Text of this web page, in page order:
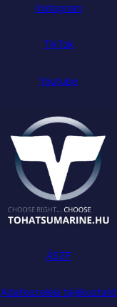
Instagram
TikTok
Youtube
ÁSZF
Adatkezelési tájékoztató